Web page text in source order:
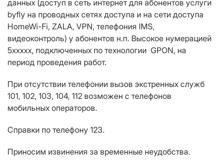
данных (доступ в сеть интернет для абонентов услуги
byfly на проводных сетях доступа и на сети доступа
HomeWi-Fi, ZALA, VPN, телефония IMS,
видеоконтроль) у абонентов н.п. Высокое нумерацией
5ххххх, подключенных по технологии GPON, на
период проведения работ.
При отсутствии телефонии вызов экстренных служб
101, 102, 103, 104, 112 возможен с телефонов
мобильных операторов.
Справки по телефону 123.
Приносим извинения за временные неудобства.